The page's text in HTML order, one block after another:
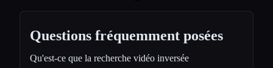
Questions fréquemment posées
Qu'est-ce que la recherche vidéo inversée